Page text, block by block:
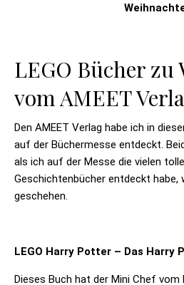
LEGO Bücher zu
vom AMEET
Den AMEET Verlag habe ich in
auf der Büchermesse entdeckt.
als ich auf der Messe die vielen
Geschichtenbücher entdeckt habe,
geschehen.
LEGO Harry Potter – Das Harry
Dieses Buch hat der Mini Chef vom